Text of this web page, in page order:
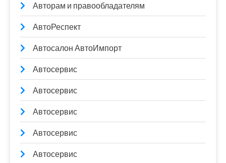
Авторам и правообладателям
АвтоРеспект
Автосалон АвтоИмпорт
Автосервис
Автосервис
Автосервис
Автосервис
Автосервис